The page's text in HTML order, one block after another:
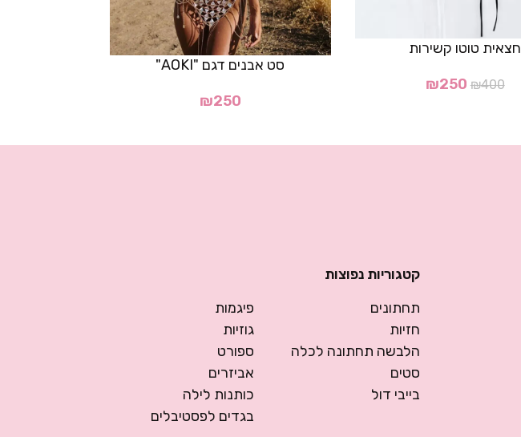
חצאית טוטו קשירות
₪400
₪250
סט אבנים דגם "AOKI"
₪250
קטגוריות נפוצות
תחתונים
חזיות
הלבשה תחתונה לכלה
סטים
בייבי דול
פיגמות
גוזיות
ספורט
אביזרים
כותנות לילה
בגדים לפסטיבלים